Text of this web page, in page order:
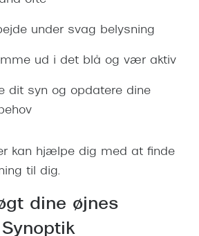
under svag belysning
ud i det blå og vær aktiv
dit syn og opdatere dine
kan hjælpe dig med at finde
til dig.
dine øjnes